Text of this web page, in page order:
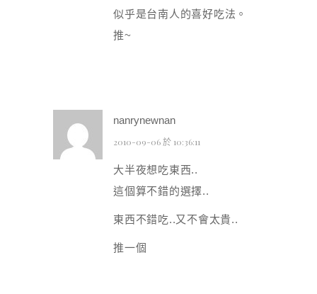
似乎是台南人的喜好吃法。
推~
nanrynewnan
2010-09-06 於 10:36:11
大半夜想吃東西..
這個算不錯的選擇..
東西不錯吃..又不會太貴..
推一個